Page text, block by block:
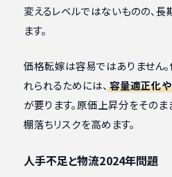
変えるレベルではないものの、
ます。
価格転嫁は容易ではありません
れられるためには、 容量適正化
が要ります。原価上昇分をその
棚落ちリスクを高めます。
人手不足と物流2024年問題